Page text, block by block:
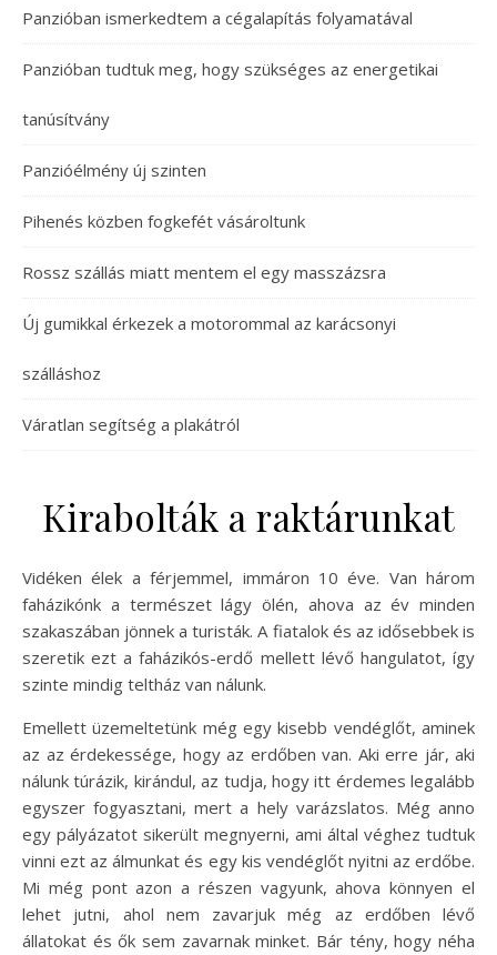
Panzióban ismerkedtem a cégalapítás folyamatával
Panzióban tudtuk meg, hogy szükséges az energetikai
tanúsítvány
Panzióélmény új szinten
Pihenés közben fogkefét vásároltunk
Rossz szállás miatt mentem el egy masszázsra
Új gumikkal érkezek a motorommal az karácsonyi
szálláshoz
Váratlan segítség a plakátról
Kirabolták a raktárunkat
Vidéken élek a férjemmel, immáron 10 éve. Van három
faházikónk a természet lágy ölén, ahova az év minden
szakaszában jönnek a turisták. A fiatalok és az idősebbek is
szeretik ezt a faházikós-erdő mellett lévő hangulatot, így
szinte mindig teltház van nálunk.
Emellett üzemeltetünk még egy kisebb vendéglőt, aminek
az az érdekessége, hogy az erdőben van. Aki erre jár, aki
nálunk túrázik, kirándul, az tudja, hogy itt érdemes legalább
egyszer fogyasztani, mert a hely varázslatos. Még anno
egy pályázatot sikerült megnyerni, ami által véghez tudtuk
vinni ezt az álmunkat és egy kis vendéglőt nyitni az erdőbe.
Mi még pont azon a részen vagyunk, ahova könnyen el
lehet jutni, ahol nem zavarjuk még az erdőben lévő
állatokat és ők sem zavarnak minket. Bár tény, hogy néha